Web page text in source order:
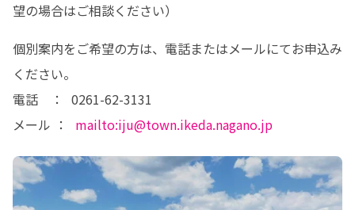
望の場合はご相談ください）
個別案内をご希望の方は、電話またはメールにてお申込み
ください。
電話　：  0261-62-3131
メール ： mailto:iju@town.ikeda.nagano.jp